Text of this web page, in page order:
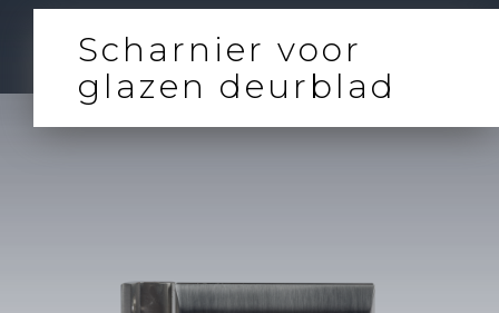
Scharnier voor
glazen deurblad